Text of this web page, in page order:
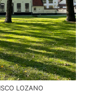
LOZANO